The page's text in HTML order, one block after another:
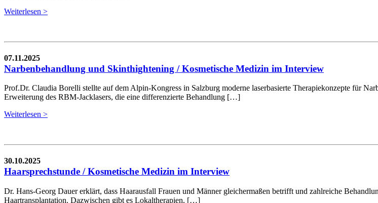
Weiterlesen >
07.11.2025
Narbenbehandlung und Skinthightening / Kosmetische Medizin im Interview
Prof.Dr. Claudia Borelli stellte auf dem Alpin-Kongress in Salzburg moderne laserbasierte Therapiekonzepte für
Erweiterung des RBM-Jacklasers, die eine differenzierte Behandlung […]
Weiterlesen >
30.10.2025
Haarsprechstunde / Kosmetische Medizin im Interview
Dr. Hans-Georg Dauer erklärt, dass Haarausfall Frauen und Männer gleichermaßen betrifft und zahlreiche
Haartransplantation. Dazwischen gibt es Lokaltherapien, […]